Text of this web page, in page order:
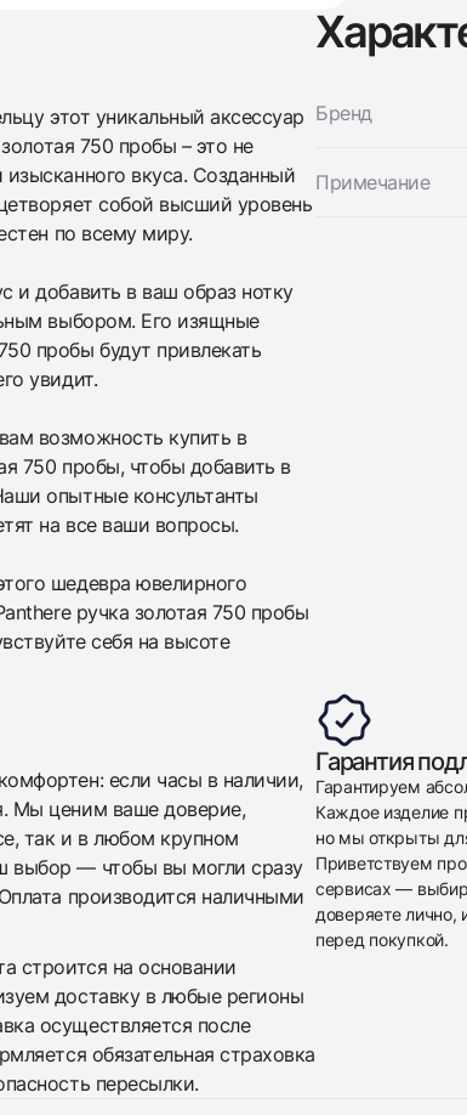
этот уникальный аксессуар
750 пробы – это не
вкуса. Созданный
собой высший уровень
по всему миру.
и добавить в ваш образ нотку
выбором. Его изящные
пробы будут привлекать
увидит.
возможность купить в
750 пробы, чтобы добавить в
опытные консультанты
на все ваши вопросы.
шедевра ювелирного
ручка золотая 750 пробы
себя на высоте
Бренд
Примечание
если часы в наличии,
Мы ценим ваше доверие,
так и в любом крупном
выбор — чтобы вы могли сразу
производится наличными
строится на основании
доставку в любые регионы
осуществляется после
обязательная страховка
пересылки.
Гарантия
Гарантируем
Каждое изделие
но мы открыты
Приветствуем
сервисах —
доверяете лично,
перед покупкой.
Заказать эти часы
Оставьте ваши контактные данные и мы
Cartier
Panthere ручка золотая 750
$30,400
Отправить заявку
Трейд-ин часов
Оставьте ваши контактные данные и мы
вами
Новые
$30,400
Приложите фото ваших часов…
Отправить заявку